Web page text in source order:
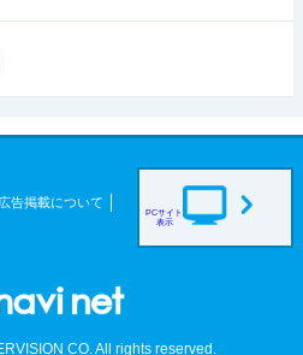
広告掲載について
PCサイト
表示
CO. All rights reserved.